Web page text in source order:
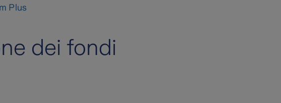
Plus
dei fondi